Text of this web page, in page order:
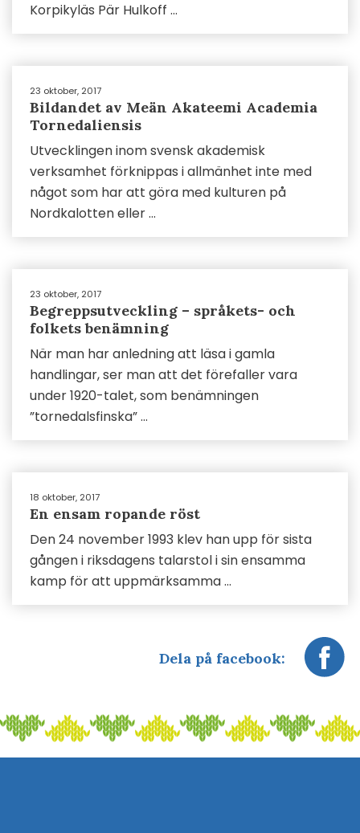
Korpikyläs Pär Hulkoff ...
23 oktober, 2017
Bildandet av Meän Akateemi Academia
Tornedaliensis
Utvecklingen inom svensk akademisk
verksamhet förknippas i allmänhet inte med
något som har att göra med kulturen på
Nordkalotten eller ...
23 oktober, 2017
Begreppsutveckling – språkets- och
folkets benämning
När man har anledning att läsa i gamla
handlingar, ser man att det förefaller vara
under 1920-talet, som benämningen
”tornedalsfinska” ...
18 oktober, 2017
En ensam ropande röst
Den 24 november 1993 klev han upp för sista
gången i riksdagens talarstol i sin ensamma
kamp för att uppmärksamma ...
Dela på facebook: